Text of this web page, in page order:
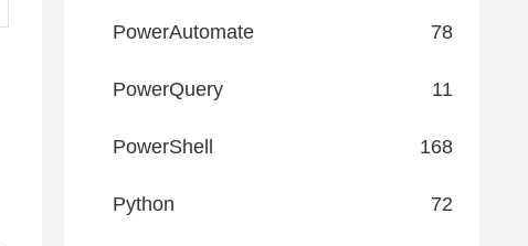
PowerAutomate 78
PowerQuery 11
PowerShell 168
Python 72